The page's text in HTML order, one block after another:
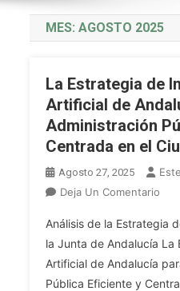
MES:AGOSTO 2025
La Estrategia de
Artificial de
Administración
Centrada en el
Agosto 27, 2025
Deja Un Comentario
De
Análisis de la Estrategia
la Junta de Andalucía La
Artificial de Andalucía
Pública Eficiente y